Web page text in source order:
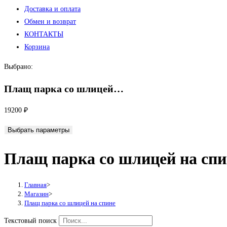
Доставка и оплата
Обмен и возврат
КОНТАКТЫ
Корзина
Выбрано:
Плащ парка со шлицей…
19200 ₽
Выбрать параметры
Плащ парка со шлицей на
Главная>
Магазин>
Плащ парка со шлицей на спине
Текстовый поиск